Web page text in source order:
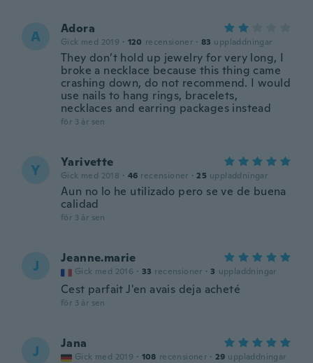
A Adora
Gick med 2019 · 120 recensioner · 83 uppladdningar
They don’t hold up jewelry for very long, I
broke a necklace because this thing came
crashing down, do not recommend. I would
use nails to hang rings, bracelets,
necklaces and earring packages instead
för 3 år sen
Y Yarivette
Gick med 2018 · 46 recensioner · 25 uppladdningar
Aun no lo he utilizado pero se ve de buena
calidad
för 3 år sen
J Jeanne.marie
Gick med 2016 · 33 recensioner · 3 uppladdningar
Cest parfait J'en avais deja acheté
för 3 år sen
J Jana
Gick med 2019 · 108 recensioner · 29 uppladdningar